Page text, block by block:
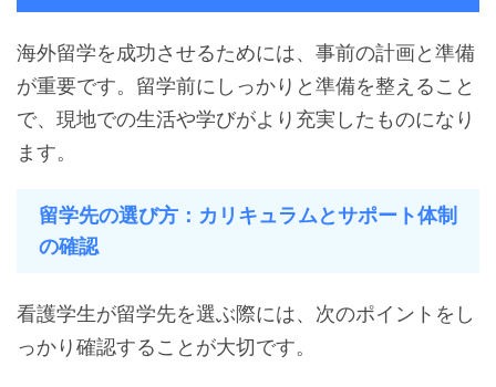
海外留学を成功させるためには、事前の計画と準備
が重要です。留学前にしっかりと準備を整えること
で、現地での生活や学びがより充実したものになり
ます。
留学先の選び方：カリキュラムとサポート体制
の確認
看護学生が留学先を選ぶ際には、次のポイントをし
っかり確認することが大切です。